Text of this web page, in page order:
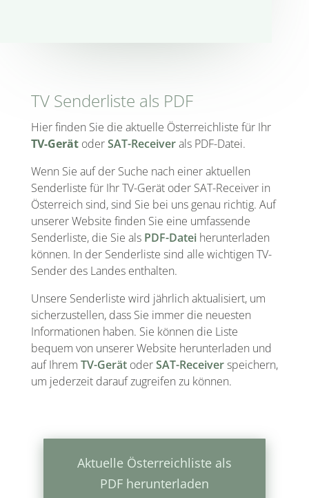
TV Senderliste als PDF
Hier finden Sie die aktuelle Österreichliste für Ihr
TV-Gerät oderSAT-Receiverals PDF-Datei.
Wenn Sie auf der Suche nach einer aktuellen
Senderliste für Ihr TV-Gerät oder SAT-Receiver in
Österreich sind, sind Sie bei uns genau richtig. Auf
unserer Website finden Sie eine umfassende
Senderliste, die Sie als PDF-Dateiherunterladen
können. In der Senderliste sind alle wichtigen TV-
Sender des Landes enthalten.
Unsere Senderliste wird jährlich aktualisiert, um
sicherzustellen, dass Sie immer die neuesten
Informationen haben. Sie können die Liste
bequem von unserer Website herunterladen und
auf Ihrem TV-Gerät oderSAT-Receiverspeichern,
um jederzeit darauf zugreifen zu können.
Aktuelle Österreichliste als
PDF herunterladen